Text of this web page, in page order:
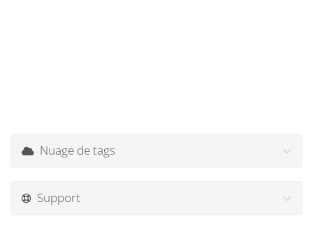
Nuage de tags
Support